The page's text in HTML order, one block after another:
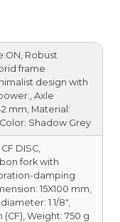
Robust
frame
design with
Axle
mm, Material:
Shadow Grey
DISC,
fork with
damping
15X100 mm,
1 1/8″,
(CF), Weight: 750 g